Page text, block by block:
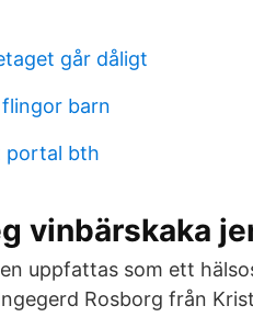
går dåligt
barn
portal bth
vinbärskaka
uppfattas som ett
Rosborg från